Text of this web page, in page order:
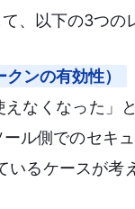
、以下の3つの
ンの有効性）
えなくなった
ル側でのセキ
いるケースが